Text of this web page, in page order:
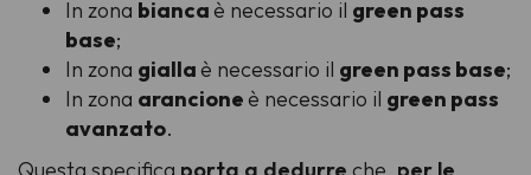
In zona biancaè necessario il green pass
base;
In zona giallaè necessario il green pass base;
In zona arancioneè necessario il green pass
avanzato.
Questa specifica porta a dedurre che, per le